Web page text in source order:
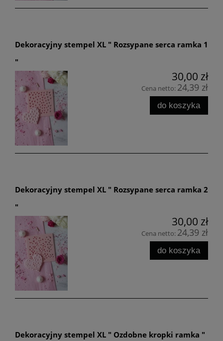
Dekoracyjny stempel XL " Rozsypane serca ramka 1
"
30,00 zł
Cena netto: 24,39 zł
do koszyka
Dekoracyjny stempel XL " Rozsypane serca ramka 2
"
30,00 zł
Cena netto: 24,39 zł
do koszyka
Dekoracyjny stempel XL " Ozdobne kropki ramka "